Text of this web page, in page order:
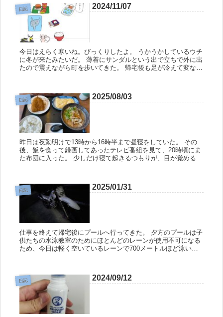
日記 2024/11/07
今日はえらく寒いね。びっくりしたよ。 うかうかしているウチ
に冬が来たみたいだ。 薄着にサンダルという出で立ちで外に出
たので震えながら町を歩いてきた。 帰宅後も足が冷えて変な感
日記 2025/08/03
昨日は夜勤明けで13時から16時半まで昼寝をしていた。 その
後、飯を食って録画してあったテレビ番組を見て、20時頃にま
た布団に入った。 少しだけ寝て起きるつもりが、目が覚めると
日記 2025/01/31
仕事を終えて帰宅後にプールへ行ってきた。 夕方のプールは子
供たちの水泳教室のためにほとんどのレーンが使用不可になる
ため、今日は軽く空いているレーンで700メートルほど泳い
日記 2024/09/12